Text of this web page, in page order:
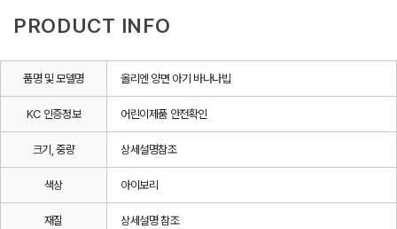
PRODUCT INFO
품명 및 모델명 올리엔 양면 아기 바나나빕
KC 인증정보 어린이제품 안전확인
크기, 중량 상세설명참조
색상 아이보리
재질 상세설명 참조